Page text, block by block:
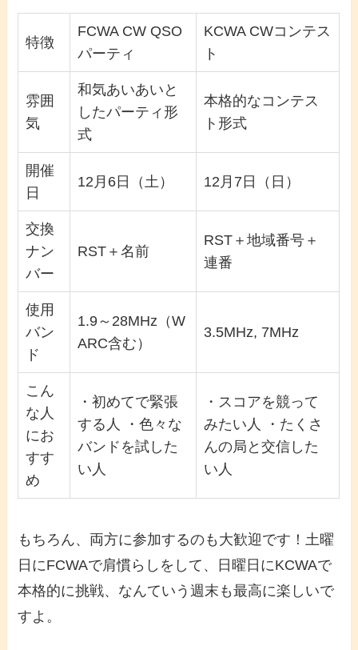
特徴
FCWA CW QSO
パーティ
KCWA CWコンテス
ト
雰囲
気
和気あいあいと
したパーティ形
式
本格的なコンテス
ト形式
開催
日
12月6日（土） 12月7日（日）
交換
ナン
バー
RST＋名前
RST＋地域番号＋
連番
使用
バン
ド
1.9～28MHz（W
ARC含む）
3.5MHz, 7MHz
こん
な人
にお
すす
め
・初めてで緊張
する人 ・色々な
バンドを試した
い人
・スコアを競って
みたい人 ・たくさ
んの局と交信した
い人
もちろん、両方に参加するのも大歓迎です！土曜
日にFCWAで肩慣らしをして、日曜日にKCWAで
本格的に挑戦、なんていう週末も最高に楽しいで
すよ。